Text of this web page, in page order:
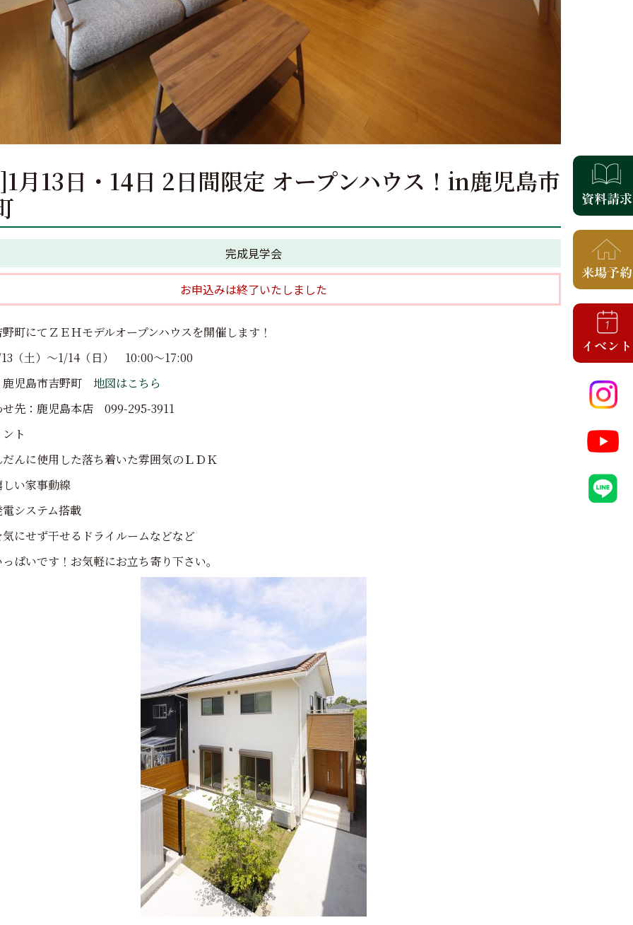
月13日・14日 2日間限定 オープンハウス！in鹿児島市
完成見学会
お申込みは終了いたしました
町にてＺＥＨモデルオープンハウスを開催します！
（土）～1/14（日） 10:00～17:00
鹿児島市吉野町 地図はこちら
せ先：鹿児島本店 099-295-3911
ト
んに使用した落ち着いた雰囲気のＬＤＫ
い家事動線
システム搭載
にせず干せるドライルームなどなど
ぱいです！お気軽にお立ち寄り下さい。